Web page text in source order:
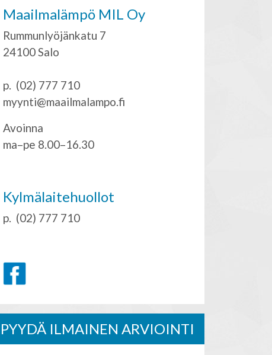
Maailmalämpö MIL Oy
Rummunlyöjänkatu 7
24100 Salo
p. (02) 777 710
myynti@maailmalampo.fi
Avoinna
ma–pe 8.00–16.30
Kylmälaitehuollot
p. (02) 777 710
PYYDÄ ILMAINEN ARVIOINTI